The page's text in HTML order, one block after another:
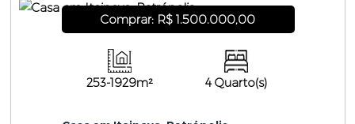
Comprar: R$ 1.500.000,00
253-1929m² 4 Quarto(s)